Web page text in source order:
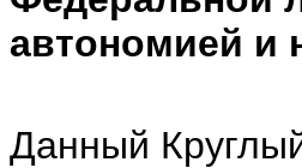
автономией и
Данный